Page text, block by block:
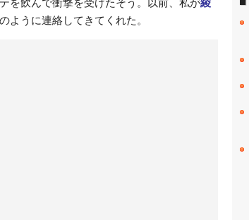
ように連絡してきてくれた。